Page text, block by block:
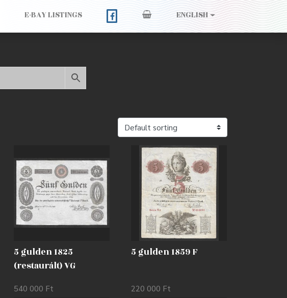
E-BAY LISTINGS ENGLISH
5 gulden 1825
(restaurált) VG
540 000 Ft
5 gulden 1859 F
220 000 Ft